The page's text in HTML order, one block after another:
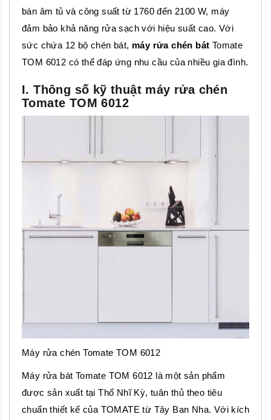
bán âm tủ và công suất từ 1760 đến 2100 W, máy
đảm bảo khả năng rửa sạch với hiệu suất cao. Với
sức chứa 12 bộ chén bát, máy rửa chén bát Tomate
TOM 6012 có thể đáp ứng nhu cầu của nhiều gia đình.
I. Thông số kỹ thuật máy rửa chén
Tomate TOM 6012
Máy rửa chén Tomate TOM 6012
Máy rửa bát Tomate TOM 6012 là một sản phẩm
được sản xuất tại Thổ Nhĩ Kỳ, tuân thủ theo tiêu
chuẩn thiết kế của TOMATE từ Tây Ban Nha. Với kích